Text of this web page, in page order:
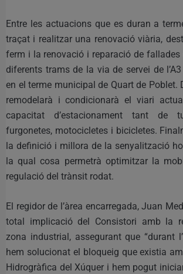
Entre les actuacions que es duran a
traçat i realitzar una renovació viària,
ferm i la renovació i reparació de fallades
diferents trams de la via de servei de
en el terme municipal de Quart de Poblet.
remodelarà i condicionarà el viari
capacitat d’estacionament tant de
furgonetes, motocicletes i bicicletes.
la definició i millora de la senyalització
la qual cosa permetrà optimitzar la
regulació del trànsit rodat.
El regidor de l’àrea encarregada, Juan
total implicació del Consistori amb la
zona industrial, assegurant que “durant
hem solucionat el bloqueig que existia
Hidrogràfica del Xúquer i hem pogut